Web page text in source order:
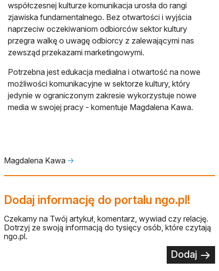
współczesnej kulturze komunikacja urosła do rangi
zjawiska fundamentalnego. Bez otwartości i wyjścia
naprzeciw oczekiwaniom odbiorców sektor kultury
przegra walkę o uwagę odbiorcy z zalewającymi nas
zewsząd przekazami marketingowymi.
Potrzebna jest edukacja medialna i otwartość na nowe
możliwości komunikacyjne w sektorze kultury, który
jedynie w ograniczonym zakresie wykorzystuje nowe
media w swojej pracy - komentuje Magdalena Kawa.
Magdalena Kawa 🡢
Dodaj informację do portalu ngo.pl!
Czekamy na Twój artykuł, komentarz, wywiad czy relację.
Dotrzyj ze swoją informacją do tysięcy osób, które czytają
ngo.pl.
Dodaj